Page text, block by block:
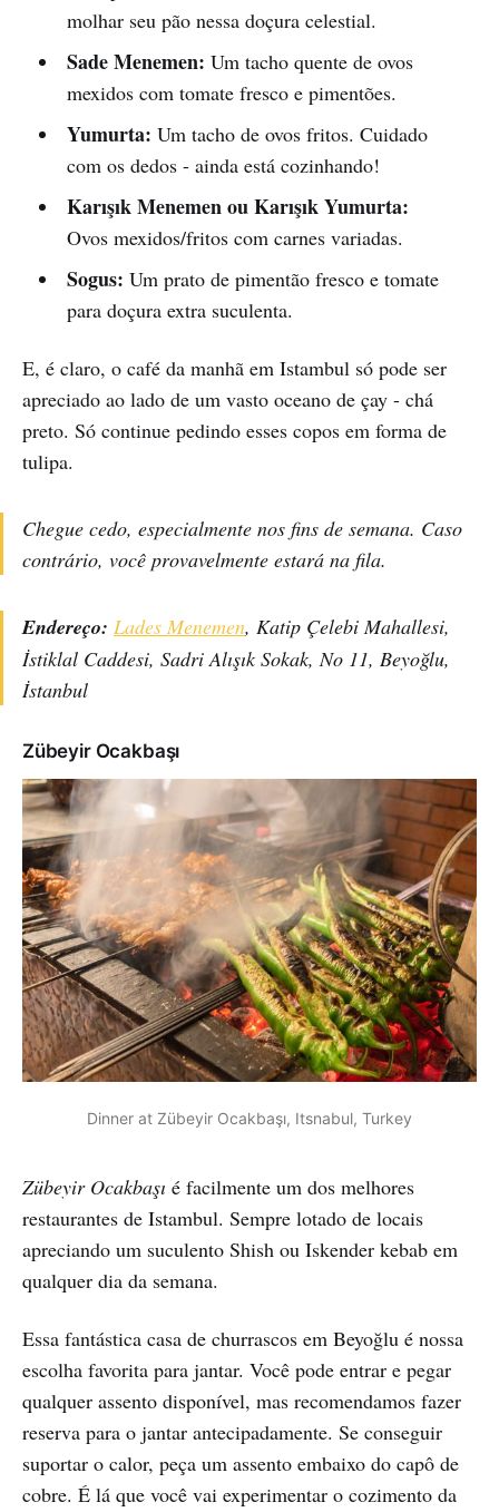
molhar seu pão nessa doçura celestial.
Sade Menemen: Um tacho quente de ovos
mexidos com tomate fresco e pimentões.
Yumurta: Um tacho de ovos fritos. Cuidado
com os dedos - ainda está cozinhando!
Karışık Menemen ou Karışık Yumurta:
Ovos mexidos/fritos com carnes variadas.
Sogus: Um prato de pimentão fresco e tomate
para doçura extra suculenta.
E, é claro, o café da manhã em Istambul só pode ser
apreciado ao lado de um vasto oceano de çay - chá
preto. Só continue pedindo esses copos em forma de
tulipa.
Chegue cedo, especialmente nos fins de semana. Caso
contrário, você provavelmente estará na fila.
Endereço: Lades Menemen, Katip Çelebi Mahallesi,
İstiklal Caddesi, Sadri Alışık Sokak, No 11, Beyoğlu,
İstanbul
Zübeyir Ocakbaşı
Dinner at Zübeyir Ocakbaşı, Itsnabul, Turkey
Zübeyir Ocakbaşı é facilmente um dos melhores
restaurantes de Istambul. Sempre lotado de locais
apreciando um suculento Shish ou Iskender kebab em
qualquer dia da semana.
Essa fantástica casa de churrascos em Beyoğlu é nossa
escolha favorita para jantar. Você pode entrar e pegar
qualquer assento disponível, mas recomendamos fazer
reserva para o jantar antecipadamente. Se conseguir
suportar o calor, peça um assento embaixo do capô de
cobre. É lá que você vai experimentar o cozimento da